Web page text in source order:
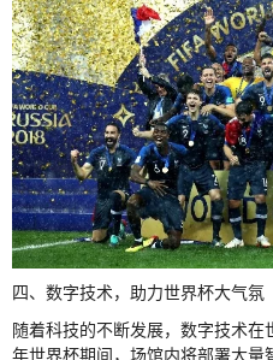
四、数字技术，助力世界杯大气氛
随着科技的不断发展，数字技术
年世界杯期间，场馆内将部署大量